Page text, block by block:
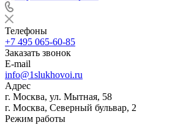
Телефоны
+7 495 065-60-85
Заказать звонок
E-mail
info@1slukhovoi.ru
Адрес
г. Москва, ул. Мытная, 58
г. Москва, Северный бульвар, 2
Режим работы